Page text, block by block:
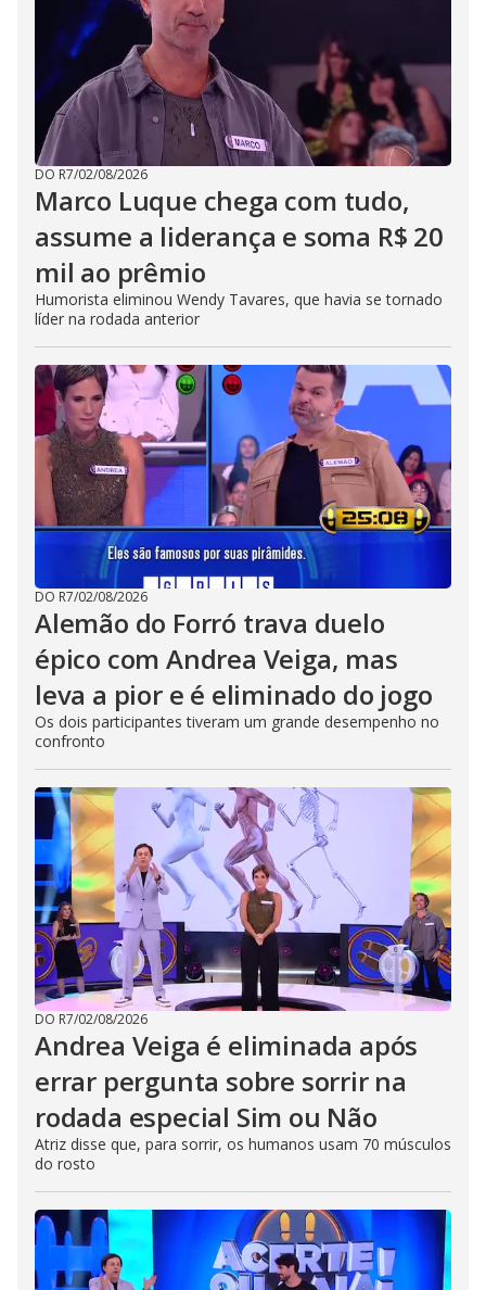
DO R7/02/08/2026
Marco Luque chega com tudo,
assume a liderança e soma R$ 20
mil ao prêmio
Humorista eliminou Wendy Tavares, que havia se tornado
líder na rodada anterior
DO R7/02/08/2026
Alemão do Forró trava duelo
épico com Andrea Veiga, mas
leva a pior e é eliminado do jogo
Os dois participantes tiveram um grande desempenho no
confronto
DO R7/02/08/2026
Andrea Veiga é eliminada após
errar pergunta sobre sorrir na
rodada especial Sim ou Não
Atriz disse que, para sorrir, os humanos usam 70 músculos
do rosto